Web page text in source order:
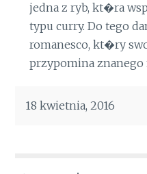
jedna z ryb, kt�ra
typu curry. Do tego
romanesco, kt�ry
przypomina znanego
18 kwietnia, 2016